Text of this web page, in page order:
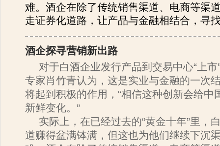
难。酒企在除了传统销售渠道、电商等渠
走证券化道路，让产品与金融相结合，寻
酒企探寻营销新出路
对于白酒企业发行产品到交易中心“上
专家肖竹青认为，这是实业与金融的一次
将起到积极的作用，“相信这种创新会给中
新鲜变化。”
实际上，在已经过去的“黄金十年”里，
道赚得盆满钵满，但这也为他们继续下沉